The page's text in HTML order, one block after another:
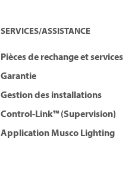
SERVICES/ASSISTANCE
Pièces de rechange et services
Garantie
Gestion des installations
Control-Link™ (Supervision)
Application Musco Lighting